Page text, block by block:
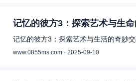
记忆的彼方3：探索艺术与生
记忆的彼方3：探索艺术与生活的奇妙
www.0855ms.com · 2025-09-10